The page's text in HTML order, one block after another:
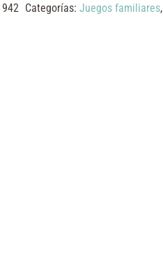
Categorías: Juegos familiares,